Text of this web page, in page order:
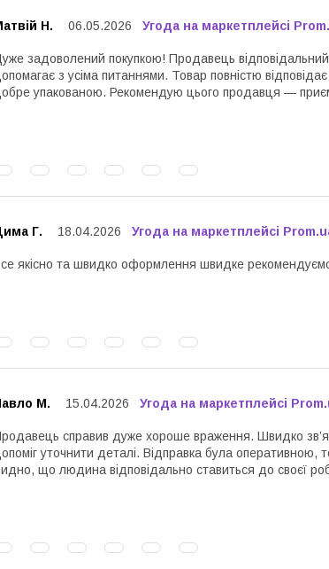
Н. 06.05.2026 Угода на маркетплейсі
задоволений покупкою! Продавець
з усіма питаннями. Товар повністю
упакованою. Рекомендую цього продавця —
Г. 18.04.2026 Угода на маркетплейсі
якісно та швидко оформлення швидке
М. 15.04.2026 Угода на маркетплейсі
справив дуже хороше враження. Швидко
уточнити деталі. Відправка була оперативною,
що людина відповідально ставиться до своєї